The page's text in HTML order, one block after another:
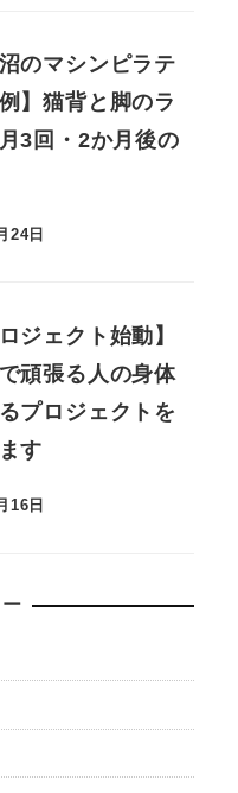
沼のマシンピラテ
】猫背と脚のラ
3回・2か月後の
24日
ジェクト始動】
頑張る人の身体
プロジェクトを
す
16日